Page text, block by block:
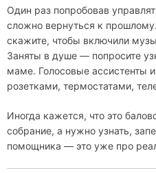
Один раз попробовав
сложно вернуться к
скажите, чтобы включили
Заняты в душе — попросите
маме. Голосовые ассистенты
розетками, термостатами,
Иногда кажется, что это
собрание, а нужно узнать,
помощника — это уже про